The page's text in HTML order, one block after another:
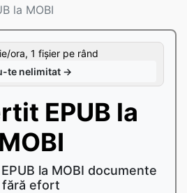
la MOBI
ora, 1 fișier pe rând
te nelimitat →
EPUB la
MOBI
la MOBI documente
fără efort